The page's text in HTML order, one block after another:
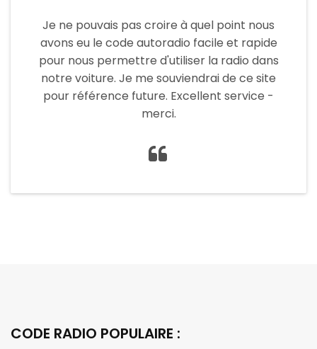
Je ne pouvais pas croire à quel point nous
avons eu le code autoradio facile et rapide
pour nous permettre d'utiliser la radio dans
notre voiture. Je me souviendrai de ce site
pour référence future. Excellent service -
merci.
CODE RADIO POPULAIRE :